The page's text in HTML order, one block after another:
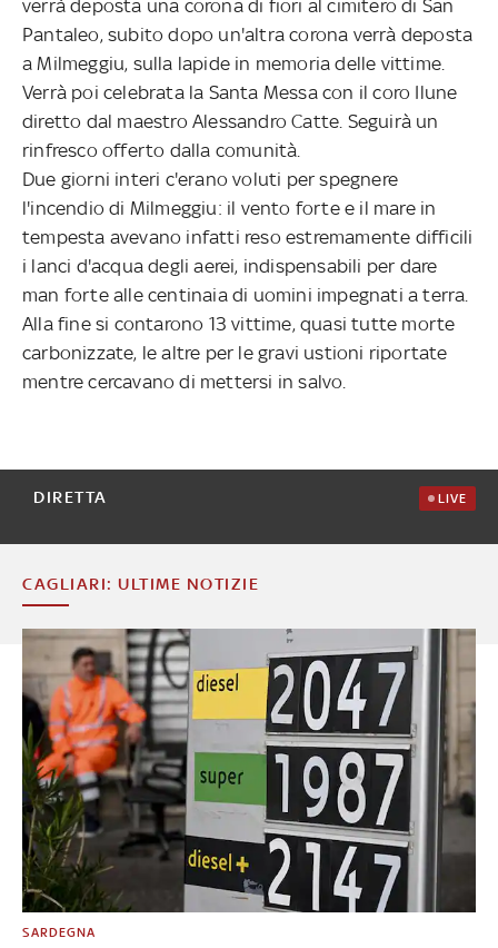
verrà deposta una corona di fiori al cimitero di San
Pantaleo, subito dopo un'altra corona verrà deposta
a Milmeggiu, sulla lapide in memoria delle vittime.
Verrà poi celebrata la Santa Messa con il coro Ilune
diretto dal maestro Alessandro Catte. Seguirà un
rinfresco offerto dalla comunità.
Due giorni interi c'erano voluti per spegnere
l'incendio di Milmeggiu: il vento forte e il mare in
tempesta avevano infatti reso estremamente difficili
i lanci d'acqua degli aerei, indispensabili per dare
man forte alle centinaia di uomini impegnati a terra.
Alla fine si contarono 13 vittime, quasi tutte morte
carbonizzate, le altre per le gravi ustioni riportate
mentre cercavano di mettersi in salvo.
DIRETTA LIVE
CAGLIARI: ULTIME NOTIZIE
SARDEGNA